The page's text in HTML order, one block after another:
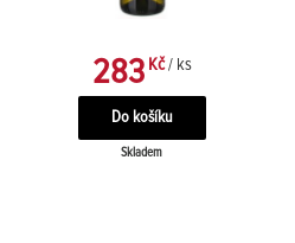
283Kč / ks
Skladem